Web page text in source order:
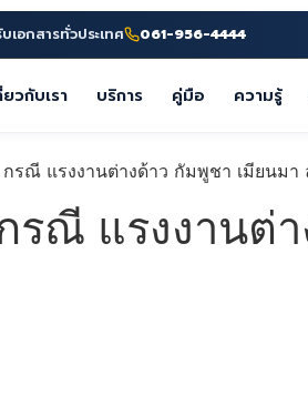
เอกสารทั่วประเทศ 061-956-4444
ยวกับเรา บริการ คู่มือ ความรู้
ณี แรงงานต่